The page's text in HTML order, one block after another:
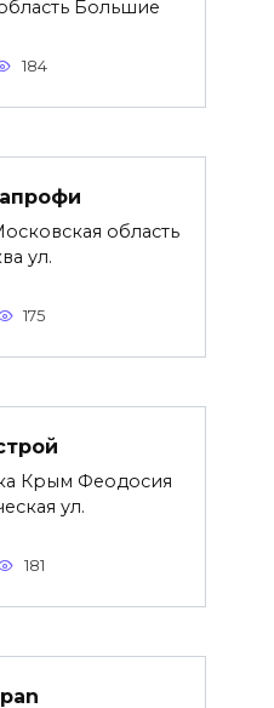
Большие
184
область
ул.
175
Крым Феодосия
ул.
181